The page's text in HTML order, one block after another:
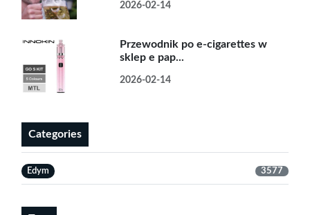
2026-02-14
Przewodnik po e-cigarettes w
sklep e pap...
2026-02-14
Categories
Edym 3577